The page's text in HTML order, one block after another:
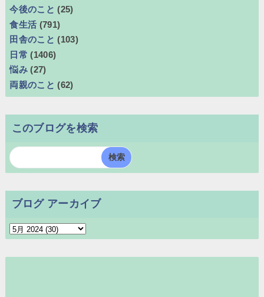
今後のこと (25)
食生活 (791)
田舎のこと (103)
日常 (1406)
悩み (27)
両親のこと (62)
このブログを検索
ブログ アーカイブ